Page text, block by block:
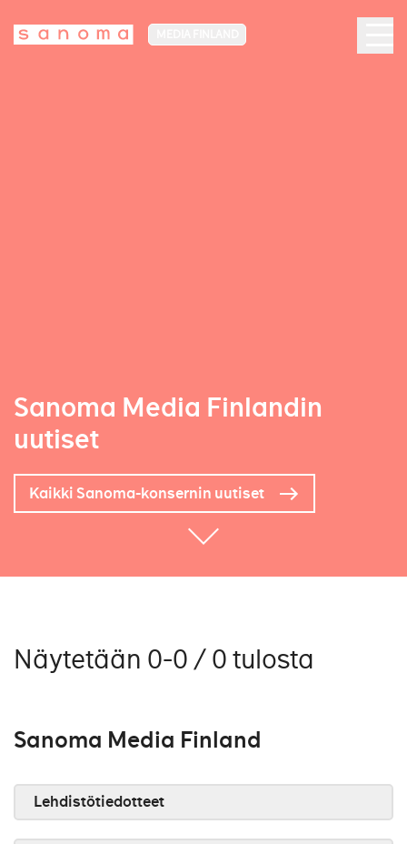
Sanoma Media Finlandin
uutiset
Kaikki Sanoma-konsernin uutiset
Näytetään 0-0 / 0 tulosta
Sanoma Media Finland
Lehdistötiedotteet